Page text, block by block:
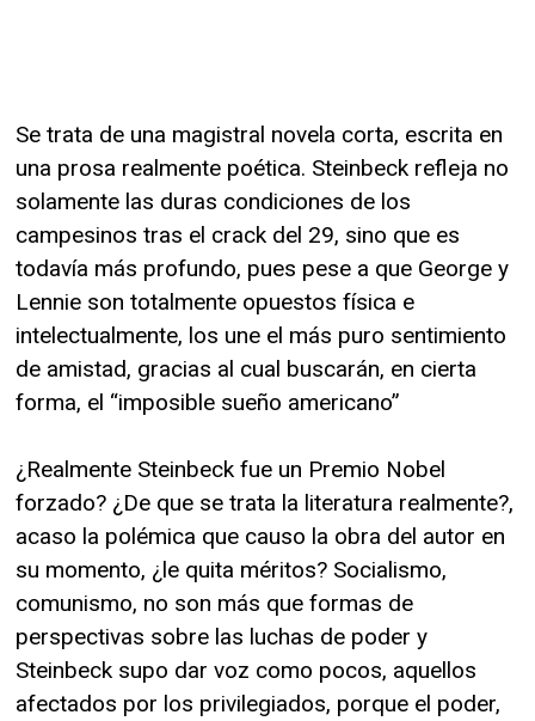
Se trata de una magistral novela corta, escrita en
una prosa realmente poética. Steinbeck refleja no
solamente las duras condiciones de los
campesinos tras el crack del 29, sino que es
todavía más profundo, pues pese a que George y
Lennie son totalmente opuestos física e
intelectualmente, los une el más puro sentimiento
de amistad, gracias al cual buscarán, en cierta
forma, el “imposible sueño americano”
¿Realmente Steinbeck fue un Premio Nobel
forzado? ¿De que se trata la literatura realmente?,
acaso la polémica que causo la obra del autor en
su momento, ¿le quita méritos? Socialismo,
comunismo, no son más que formas de
perspectivas sobre las luchas de poder y
Steinbeck supo dar voz como pocos, aquellos
afectados por los privilegiados, porque el poder,